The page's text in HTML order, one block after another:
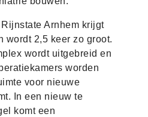
Arnhem krijgt
wordt 2,5 keer zo groot.
wordt uitgebreid en
worden
voor nieuwe
In een nieuw te
komt een